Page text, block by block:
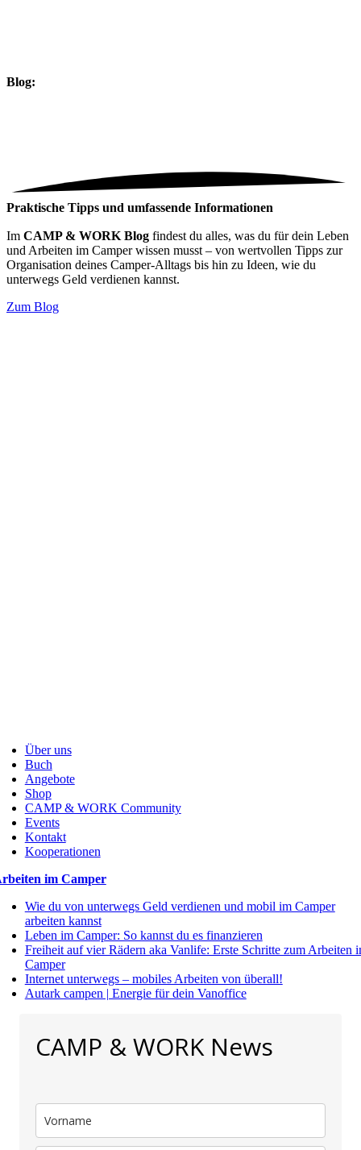
Blog:
Praktische Tipps und umfassende Informationen
Im CAMP & WORK Blog findest du alles, was du für dein Leben
und Arbeiten im Camper wissen musst – von wertvollen Tipps zur
Organisation deines Camper-Alltags bis hin zu Ideen, wie du
unterwegs Geld verdienen kannst.
Zum Blog
Über uns
Buch
Angebote
Shop
CAMP & WORK Community
Events
Kontakt
Kooperationen
im Camper
Wie du von unterwegs Geld verdienen und mobil im Camper
arbeiten kannst
Leben im Camper: So kannst du es finanzieren
Freiheit auf vier Rädern aka Vanlife: Erste Schritte zum Arbeiten
Camper
Internet unterwegs – mobiles Arbeiten von überall!
Autark campen | Energie für dein Vanoffice
CAMP & WORK News